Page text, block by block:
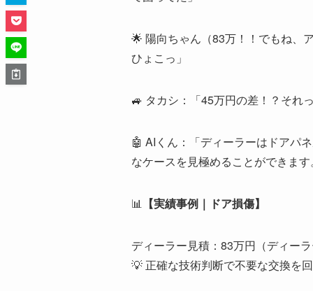
🌟 陽向ちゃん（83万！！でもね、
ひょこっ」
🚙 タカシ：「45万円の差！？それ
🤖 AIくん：「ディーラーはドアパ
なケースを見極めることができま
📊 【実績事例｜ドア損傷】
ディーラー見積：83万円（ディ
💡 正確な技術判断で不要な交換を